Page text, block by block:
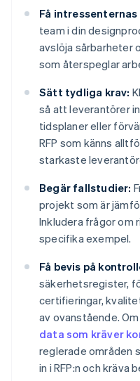
Få
team i din
avslöja sårbarheter
som återspeglar
Sätt tydliga krav:
så att leverantörer
tidsplaner eller
RFP som känns
starkaste
Begär fallstudier:
projekt som är
Inkludera frågor om
specifika exempel.
Få bevis på
säkerhetsregister,
certifieringar,
av ovanstående.
data som kräver
reglerade områden
in i RFP:n och kräva